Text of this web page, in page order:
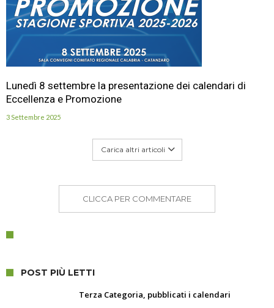
Lunedì 8 settembre la presentazione dei calendari di
Eccellenza e Promozione
3 Settembre 2025
Carica altri articoli
CLICCA PER COMMENTARE
POST PIÙ LETTI
Terza Categoria, pubblicati i calendari